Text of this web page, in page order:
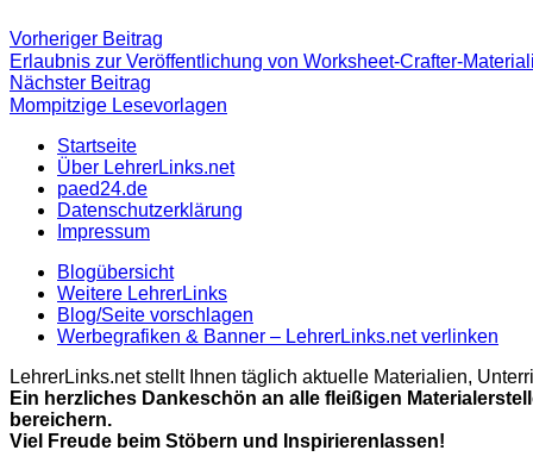
Beitragsnavigation
Vorheriger Beitrag
Beitrag:
Erlaubnis zur Veröffentlichung von Worksheet-Crafter-
Nächster Beitrag
Beitrag
Mompitzige Lesevorlagen
Startseite
Über LehrerLinks.net
paed24.de
Datenschutzerklärung
Impressum
Blogübersicht
Weitere LehrerLinks
Blog/Seite vorschlagen
Werbegrafiken & Banner – LehrerLinks.net verlinken
LehrerLinks.net stellt Ihnen täglich aktuelle Materialien,
Ein herzliches Dankeschön an alle fleißigen
bereichern.
Viel Freude beim Stöbern und Inspirierenlassen!